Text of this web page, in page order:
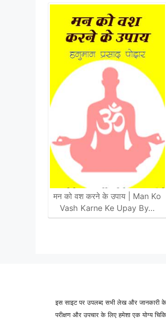
मन को वश करने के उपाय | Man Ko
Vash Karne Ke Upay By…
इस साइट पर उपलब्द सभी लेख और जानकारी केवल
परीक्षण और उपचार के लिए हमेशा एक योग्य